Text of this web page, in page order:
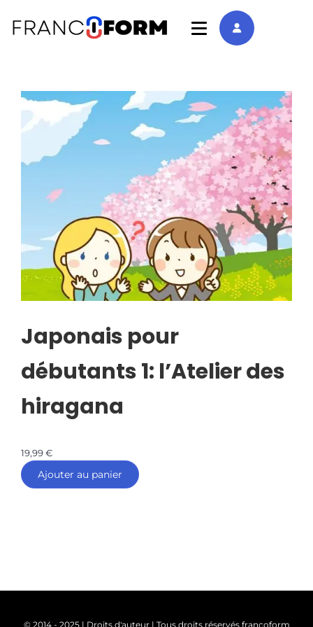
Japonais pour
débutants 1: l’Atelier des
hiragana
19,99€
Ajouter au panier
© 2014 - 2025 | Droits d'auteur | Tous droits réservés francoform